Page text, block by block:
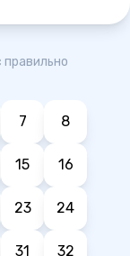
7 8
15 16
23 24
31 32